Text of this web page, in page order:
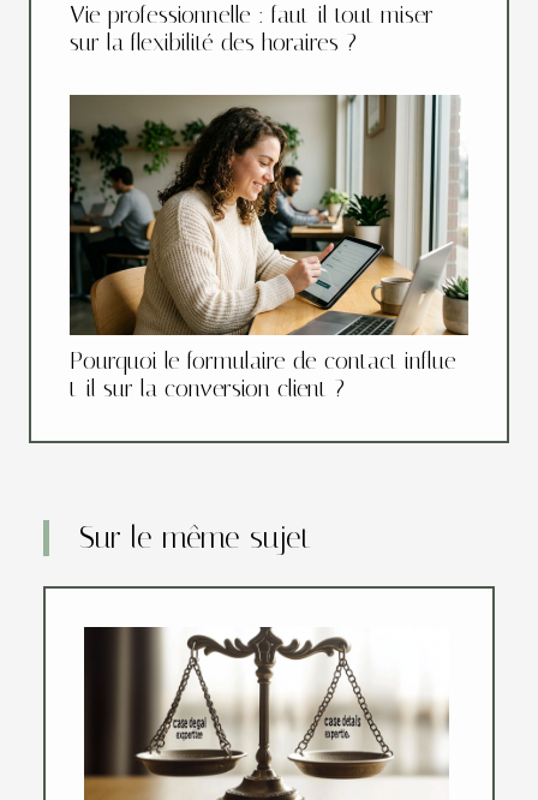
Vie professionnelle : faut-il tout miser
sur la flexibilité des horaires ?
Pourquoi le formulaire de contact influe-
t-il sur la conversion client ?
Sur le même sujet